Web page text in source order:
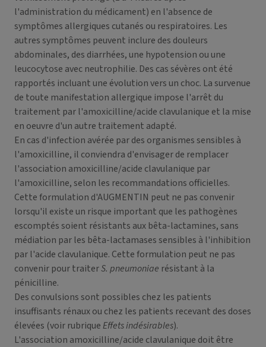
l'administration du médicament) en l'absence de
symptômes allergiques cutanés ou respiratoires. Les
autres symptômes peuvent inclure des douleurs
abdominales, des diarrhées, une hypotension ou une
leucocytose avec neutrophilie. Des cas sévères ont été
rapportés incluant une évolution vers un choc. La survenue
de toute manifestation allergique impose l'arrêt du
traitement par l'amoxicilline/acide clavulanique et la mise
en oeuvre d'un autre traitement adapté.
En cas d'infection avérée par des organismes sensibles à
l'amoxicilline, il conviendra d'envisager de remplacer
l'association amoxicilline/acide clavulanique par
l'amoxicilline, selon les recommandations officielles.
Cette formulation d'AUGMENTIN peut ne pas convenir
lorsqu'il existe un risque important que les pathogènes
escomptés soient résistants aux bêta-lactamines, sans
médiation par les bêta-lactamases sensibles à l'inhibition
par l'acide clavulanique. Cette formulation peut ne pas
convenir pour traiterS. pneumoniae résistant à la
pénicilline.
Des convulsions sont possibles chez les patients
insuffisants rénaux ou chez les patients recevant des doses
élevées (voir rubriqueEffets indésirables).
L'association amoxicilline/acide clavulanique doit être